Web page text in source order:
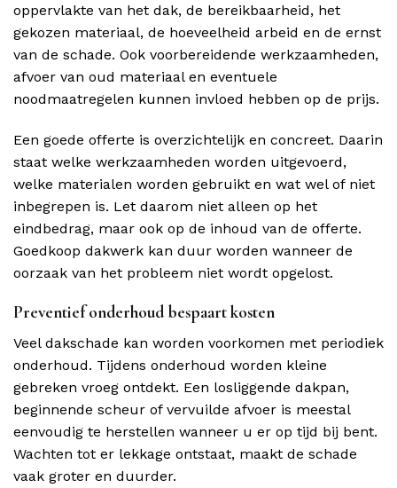
oppervlakte van het dak, de bereikbaarheid, het
gekozen materiaal, de hoeveelheid arbeid en de ernst
van de schade. Ook voorbereidende werkzaamheden,
afvoer van oud materiaal en eventuele
noodmaatregelen kunnen invloed hebben op de prijs.
Een goede offerte is overzichtelijk en concreet. Daarin
staat welke werkzaamheden worden uitgevoerd,
welke materialen worden gebruikt en wat wel of niet
inbegrepen is. Let daarom niet alleen op het
eindbedrag, maar ook op de inhoud van de offerte.
Goedkoop dakwerk kan duur worden wanneer de
oorzaak van het probleem niet wordt opgelost.
Preventief onderhoud bespaart kosten
Veel dakschade kan worden voorkomen met periodiek
onderhoud. Tijdens onderhoud worden kleine
gebreken vroeg ontdekt. Een losliggende dakpan,
beginnende scheur of vervuilde afvoer is meestal
eenvoudig te herstellen wanneer u er op tijd bij bent.
Wachten tot er lekkage ontstaat, maakt de schade
vaak groter en duurder.